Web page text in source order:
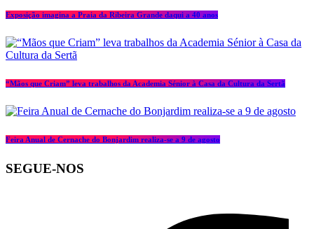
Exposição imagina a Praia da Ribeira Grande daqui a 40 anos
“Mãos que Criam” leva trabalhos da Academia Sénior à Casa da Cultura da Sertã
Feira Anual de Cernache do Bonjardim realiza-se a 9 de agosto
SEGUE-NOS